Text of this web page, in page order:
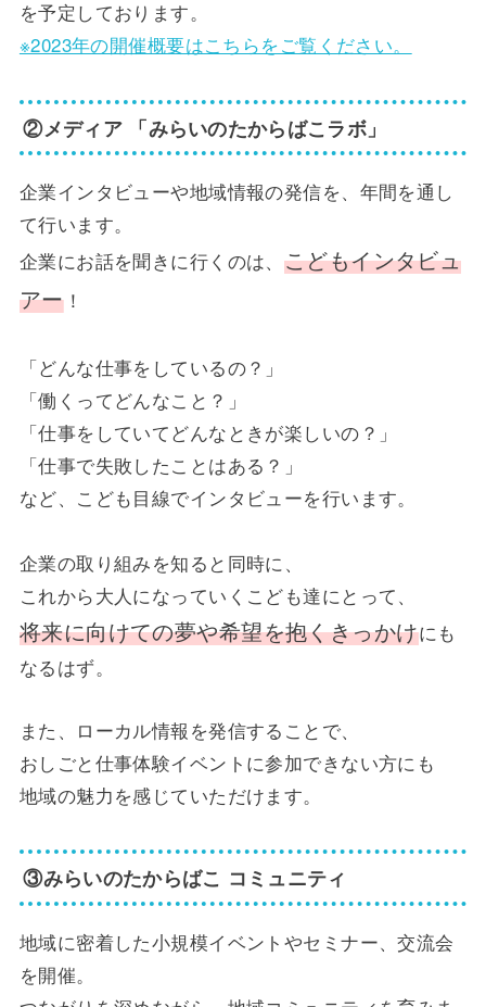
を予定しております。
※2023年の開催概要はこちらをご覧ください。
②メディア 「みらいのたからばこラボ」
企業インタビューや地域情報の発信を、年間を通し
て行います。
企業にお話を聞きに行くのは、 こどもインタビュ
アー！
「どんな仕事をしているの？」
「働くってどんなこと？」
「仕事をしていてどんなときが楽しいの？」
「仕事で失敗したことはある？」
など、こども目線でインタビューを行います。
企業の取り組みを知ると同時に、
これから大人になっていくこども達にとって、
将来に向けての夢や希望を抱くきっかけにも
なるはず。
また、ローカル情報を発信することで、
おしごと仕事体験イベントに参加できない方にも
地域の魅力を感じていただけます。
③みらいのたからばこ コミュニティ
地域に密着した小規模イベントやセミナー、交流会
を開催。